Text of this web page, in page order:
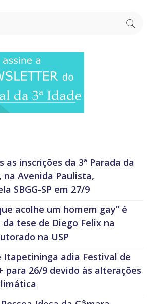
as inscrições da 3ª Parada da
na Avenida Paulista,
SBGG-SP em 27/9
acolhe um homem gay” é
tese de Diego Felix na
na USP
Itapetininga adia Festival de
para 26/9 devido às alterações